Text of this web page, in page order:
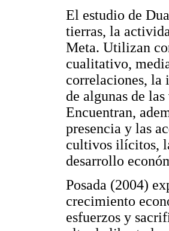
El estudio de
tierras, la
Meta. Utilizan
cualitativo,
correlaciones, la
de algunas de
Encuentran,
presencia y las
cultivos ilícitos,
desarrollo
Posada (2004)
crecimiento
esfuerzos y